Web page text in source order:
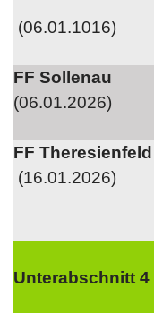
(06.01.1016)
FF Sollenau
(06.01.2026)
FF Theresienfeld
(16.01.2026)
Unterabschnitt 4